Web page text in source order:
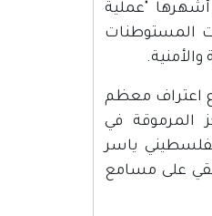
"عملية
التي استهدفت المستوطنات
اعتراف معظم
المرموقة في
يوم 13/11/1974 بوصول الزعيم الفلسطيني ياسر
على مسامع